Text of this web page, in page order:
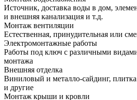
Источник, доставка воды в дом,
и внешняя канализация и т.д.
Монтаж вентиляции
Естественная, принудительная или
Электромонтажные работы
Работы под ключ с различными
монтажа
Внешняя отделка
Виниловый и металло-сайдинг,
и другие
Монтаж крыши и кровли